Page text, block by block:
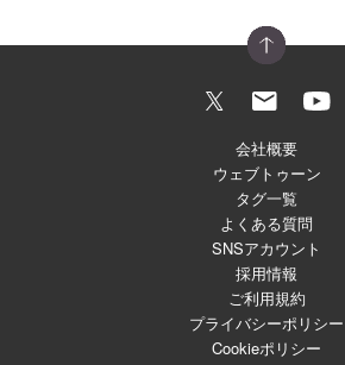
会社概要
ウェブトゥーン
タグ一覧
よくある質問
SNSアカウント
採用情報
ご利用規約
プライバシーポリシー
Cookieポリシー